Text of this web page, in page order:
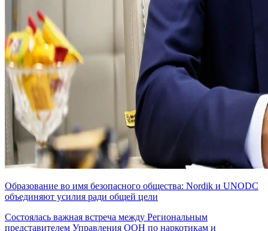
Образование во имя безопасного общества: Nordik и UNODC
объединяют усилия ради общей цели
Состоялась важная встреча между Региональным
представителем Управления ООН по наркотикам и